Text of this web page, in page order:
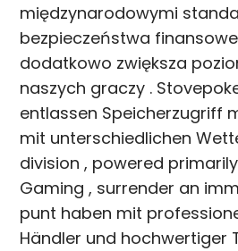
międzynarodowymi
bezpieczeństwa
dodatkowo zwiększa
naszych graczy .
entlassen Speicherzugriff
mit unterschiedlichen
division , powered
Gaming , surrender an
punt haben mit
Händler und hochwertiger